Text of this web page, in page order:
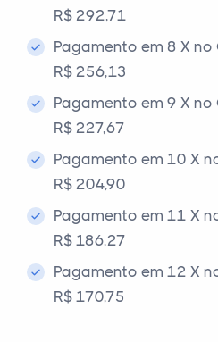
R$ 292,71
Pagamento em 8 X
R$ 256,13
Pagamento em 9 X
R$ 227,67
Pagamento em 10 X
R$ 204,90
Pagamento em 11 X
R$ 186,27
Pagamento em 12 X
R$ 170,75